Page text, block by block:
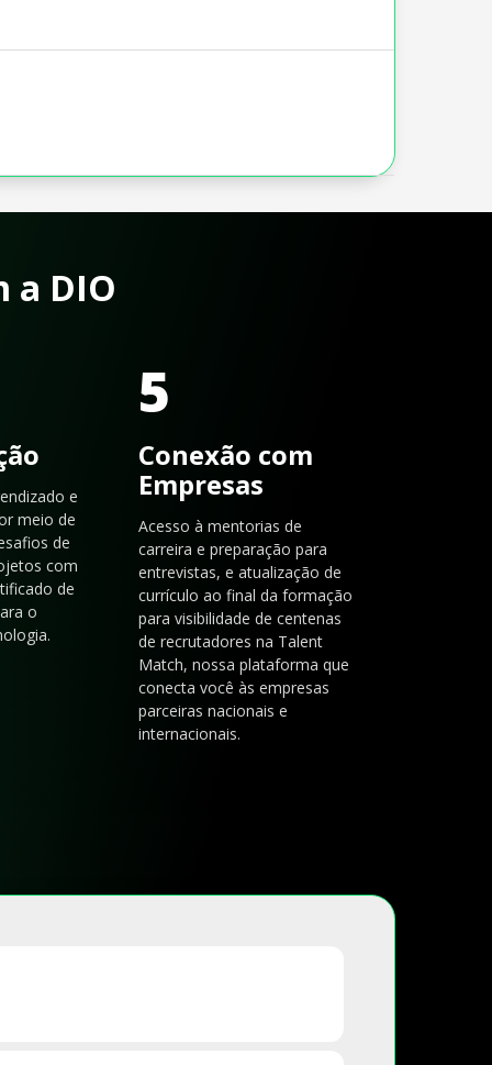
a DIO
e
meio de
de
com
de
o
5
Conexão com
Empresas
Acesso à mentorias de
carreira e preparação para
entrevistas, e atualização de
currículo ao final da formação
para visibilidade de centenas
de recrutadores na Talent
Match, nossa plataforma que
conecta você às empresas
parceiras nacionais e
internacionais.